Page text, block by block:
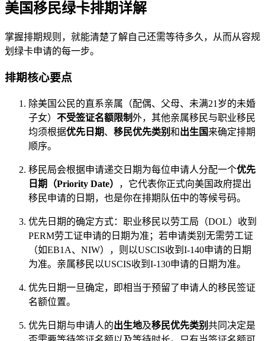
美国移民绿卡排期详解
掌握排期规则，就能清楚了解自己还需等待多久，从而从容规
划绿卡申请的每一步。
排期核心要点
除美国公民的直系亲属（配偶、父母、未满21岁的未婚
子女） 不受签证名额限制外，其他亲属移民与职业移民
均须根据优先日期、 移民优先类别 和出生国 来确定排期
顺序。
移民局会根据申请递交日期为每位申请人分配一个优先
日期（Priority Date）
，它代表你正式向美国政府提出
移民申请的日期，也是你在排期队伍中的等候号码。
优先日期的确定方式：职业移民以劳工局（DOL）收到
PERM劳工证申请的日期为准；若申请类别无需劳工证
（如EB1A、NIW），则以USCIS收到I-140申请的日期
为准。亲属移民以USCIS收到I-130申请的日期为准。
优先日期一旦确定，即相当于预留了申请人的移民签证
名额位置。
优先日期与申请人的出生地及移民优先类别 共同决定是